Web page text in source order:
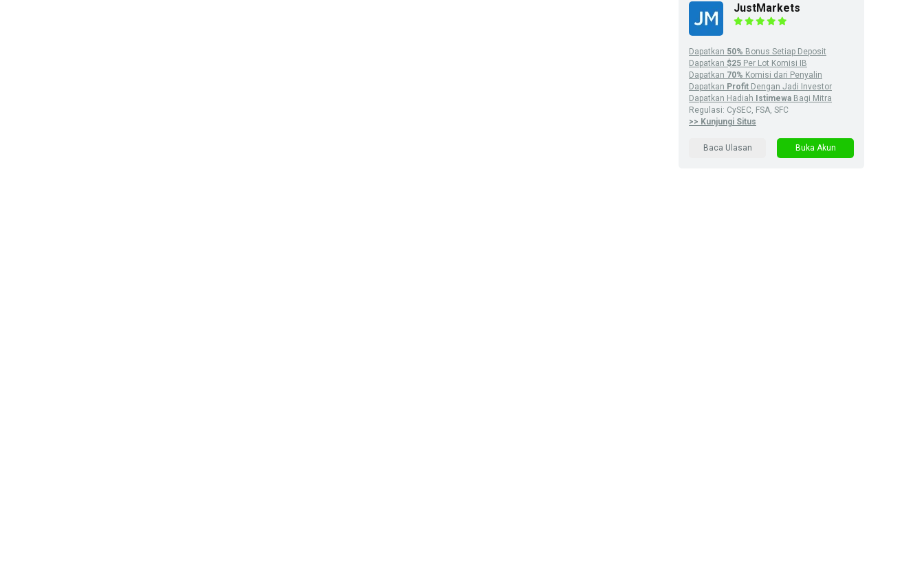
JustMarkets
Dapatkan 50% Bonus Setiap Deposit
Dapatkan $25 Per Lot Komisi IB
Dapatkan 70% Komisi dari Penyalin
Dapatkan Profit Dengan Jadi Investor
Dapatkan Hadiah Istimewa Bagi Mitra
Regulasi: CySEC, FSA, SFC
>> Kunjungi Situs
Baca Ulasan Buka Akun